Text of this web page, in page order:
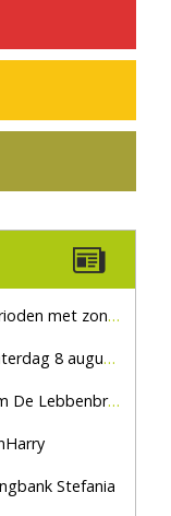
zon en droog
Haaksbergen
Lebbenbrugge
Stefania